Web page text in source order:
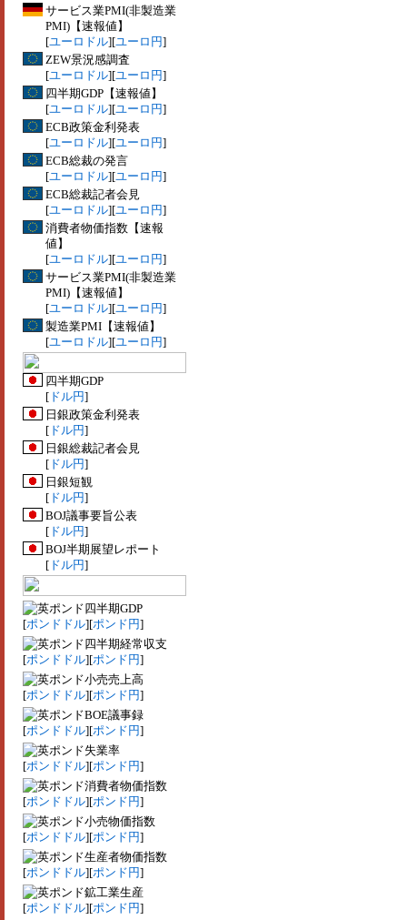
サービス業PMI(非製造業
PMI)【速報値】
[ユーロドル][ユーロ円]
ZEW景況感調査
[ユーロドル][ユーロ円]
四半期GDP【速報値】
[ユーロドル][ユーロ円]
ECB政策金利発表
[ユーロドル][ユーロ円]
ECB総裁の発言
[ユーロドル][ユーロ円]
ECB総裁記者会見
[ユーロドル][ユーロ円]
消費者物価指数【速報
値】
[ユーロドル][ユーロ円]
サービス業PMI(非製造業
PMI)【速報値】
[ユーロドル][ユーロ円]
製造業PMI【速報値】
[ユーロドル][ユーロ円]
四半期GDP
[ ドル円]
日銀政策金利発表
[ ドル円]
日銀総裁記者会見
[ ドル円]
日銀短観
[ ドル円]
BOJ議事要旨公表
[ ドル円]
BOJ半期展望レポート
[ ドル円]
四半期GDP
[ポンドドル][ポンド円]
四半期経常収支
[ポンドドル][ポンド円]
小売売上高
[ポンドドル][ポンド円]
BOE議事録
[ポンドドル][ポンド円]
失業率
[ポンドドル][ポンド円]
消費者物価指数
[ポンドドル][ポンド円]
小売物価指数
[ポンドドル][ポンド円]
生産者物価指数
[ポンドドル][ポンド円]
鉱工業生産
[ポンドドル][ポンド円]